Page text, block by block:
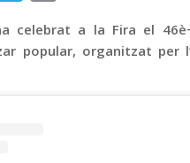
celebrat a la Fira el
popular, organitzat per